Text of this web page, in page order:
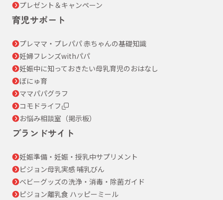
プレゼント＆キャンペーン
育児サポート
プレママ・プレパパ 赤ちゃんの基礎知識
妊婦フレンズwithパパ
妊娠中に知っておきたい母乳育児のおはなし
ぼにゅ育
ママパパグラフ
コモドライフ
お悩み相談室（掲示板）
ブランドサイト
妊娠準備・妊娠・授乳中サプリメント
ピジョン母乳実感 哺乳びん
ベビーグッズの洗浄・消毒・除菌ガイド
ピジョン離乳食 ハッピーミール